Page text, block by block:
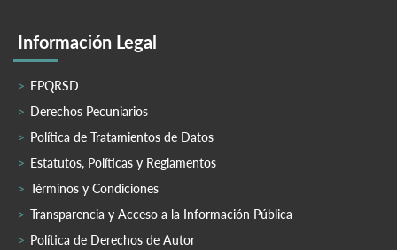
Información Legal
FPQRSD
Derechos Pecuniarios
Política de Tratamientos de Datos
Estatutos, Políticas y Reglamentos
Términos y Condiciones
Transparencia y Acceso a la Información Pública
Política de Derechos de Autor